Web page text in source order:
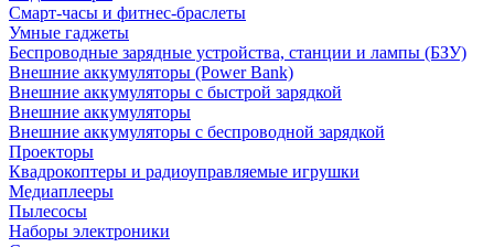
Смарт-часы и фитнес-браслеты
Умные гаджеты
Беспроводные зарядные устройства, станции и лампы (БЗУ)
Внешние аккумуляторы (Power Bank)
Внешние аккумуляторы с быстрой зарядкой
Внешние аккумуляторы
Внешние аккумуляторы с беспроводной зарядкой
Проекторы
Квадрокоптеры и радиоуправляемые игрушки
Медиаплееры
Пылесосы
Наборы электроники